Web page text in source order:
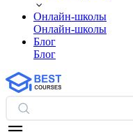
Онлайн-школы
Онлайн-школы
Блог
Блог